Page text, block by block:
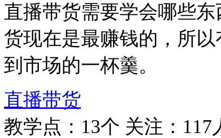
直播带货需要学会哪些
货现在是最赚钱的，所
到市场的一杯羹。
直播带货
教学点：13个 关注：117